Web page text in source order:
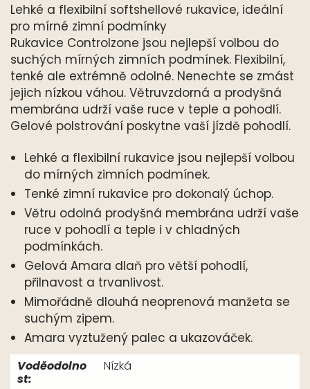
Lehké a flexibilní softshellové rukavice, ideální
pro mírné zimní podmínky
Rukavice Controlzone jsou nejlepší volbou do
suchých mírných zimních podmínek. Flexibilní,
tenké ale extrémně odolné. Nenechte se zmást
jejich nízkou váhou. Větruvzdorná a prodyšná
membrána udrží vaše ruce v teple a pohodlí.
Gelové polstrování poskytne vaší jízdě pohodlí.
Lehké a flexibilní rukavice jsou nejlepší volbou
do mírných zimních podmínek.
Tenké zimní rukavice pro dokonalý úchop.
Větru odolná prodyšná membrána udrží vaše
ruce v pohodlí a teple i v chladných
podmínkách.
Gelová Amara dlaň pro větší pohodlí,
přilnavost a trvanlivost.
Mimořádně dlouhá neoprenová manžeta se
suchým zipem.
Amara vyztužený palec a ukazováček.
Voděodolno
st:
Nízká